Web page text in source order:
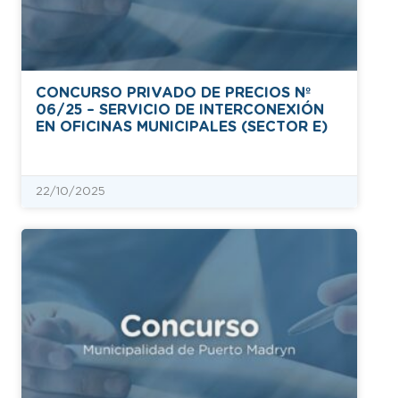
CONCURSO PRIVADO DE PRECIOS Nº
06/25 – SERVICIO DE INTERCONEXIÓN
EN OFICINAS MUNICIPALES (SECTOR E)
22/10/2025